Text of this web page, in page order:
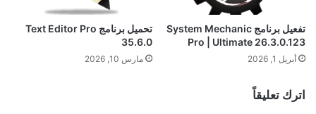
تفعيل برنامج System Mechanic
Pro | Ultimate 26.3.0.123
أبريل 1, 2026
تحميل برنامج Text Editor Pro
35.6.0
مارس 10, 2026
اترك تعليقاً